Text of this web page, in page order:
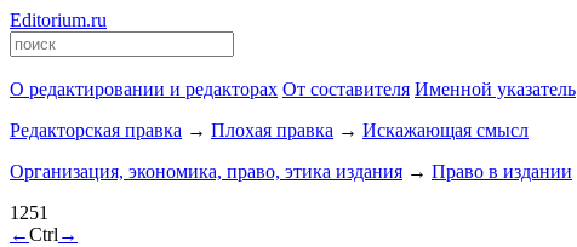
Editorium.ru
О редактировании и редакторах От составителя Именной указатель
Редакторская правка → Плохая правка → Искажающая смысл
Организация, экономика, право, этика издания → Право в издании
1251
←Ctrl →